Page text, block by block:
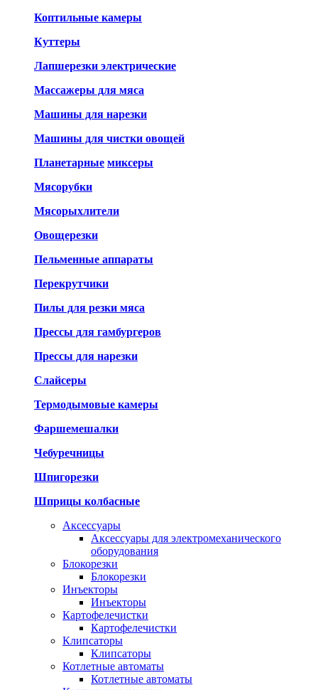
Коптильные камеры
Куттеры
Лапшерезки электрические
Массажеры для мяса
Машины для нарезки
Машины для чистки овощей
Планетарные миксеры
Мясорубки
Мясорыхлители
Овощерезки
Пельменные аппараты
Перекрутчики
Пилы для резки мяса
Прессы для гамбургеров
Прессы для нарезки
Слайсеры
Термодымовые камеры
Фаршемешалки
Чебуречницы
Шпигорезки
Шприцы колбасные
Аксессуары
Аксессуары для электромеханического
оборудования
Блокорезки
Блокорезки
Инъекторы
Инъекторы
Картофелечистки
Картофелечистки
Клипсаторы
Клипсаторы
Котлетные автоматы
Котлетные автоматы